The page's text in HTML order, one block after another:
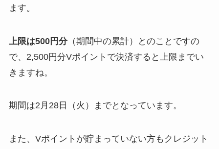
ます。
上限は500円分（期間中の累計）とのことですの
で、2,500円分Vポイントで決済すると上限までい
きますね。
期間は2月28日（火）までとなっています。
また、Vポイントが貯まっていない方もクレジット